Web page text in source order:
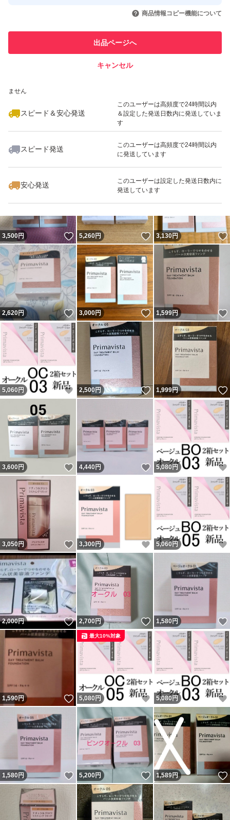
引を完了させた実績があります
での取引実績があります
ません
スピード＆安心発送
このユーザーは高頻度で24時間以内
＆設定した発送日数内に発送していま
す
スピード発送
このユーザーは高頻度で24時間以内
に発送しています
安心発送
このユーザーは設定した発送日数内に
発送しています
商品情報コピー機能について
出品ページへ
キャンセル
いいね！
2,390
3,500円 いいね！
5,260円 いいね！
3,130円
2,620円 いいね！
3,000円 いいね！
1,599円
5,060 円 いいね！
2,500円 いいね！
1,999円
3,600円 いいね！
4,440円 いいね！
5,080 円
3,050円 いいね！
3,300円 いいね！
5,060 円
2,000円 いいね！
2,700円 いいね！
1,580円
1,590円 いいね！
5,080 円 いいね！
最大10%対象
5,080 円
1,580円 いいね！
5,200円 いいね！
1,589円